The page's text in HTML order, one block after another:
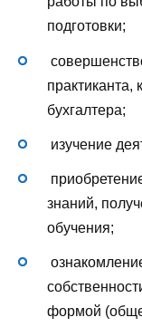
подготовки;
бухгалтера;
изучение
знаний,
обучения;
формой